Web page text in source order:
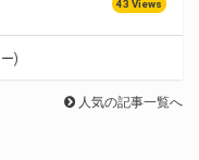
43 Views
)
人気の記事一覧へ